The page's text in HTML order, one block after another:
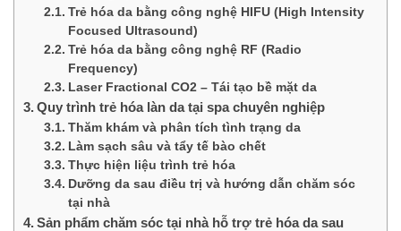
Trẻ hóa da bằng công nghệ HIFU (High Intensity
Focused Ultrasound)
Trẻ hóa da bằng công nghệ RF (Radio
Frequency)
Laser Fractional CO2 – Tái tạo bề mặt da
Quy trình trẻ hóa làn da tại spa chuyên nghiệp
Thăm khám và phân tích tình trạng da
Làm sạch sâu và tẩy tế bào chết
Thực hiện liệu trình trẻ hóa
Dưỡng da sau điều trị và hướng dẫn chăm sóc
tại nhà
Sản phẩm chăm sóc tại nhà hỗ trợ trẻ hóa da sau